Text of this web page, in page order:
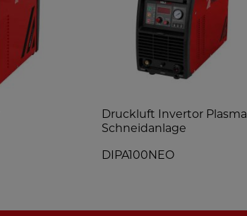
Druckluft Invertor Plasma
Schneidanlage
DIPA100NEO